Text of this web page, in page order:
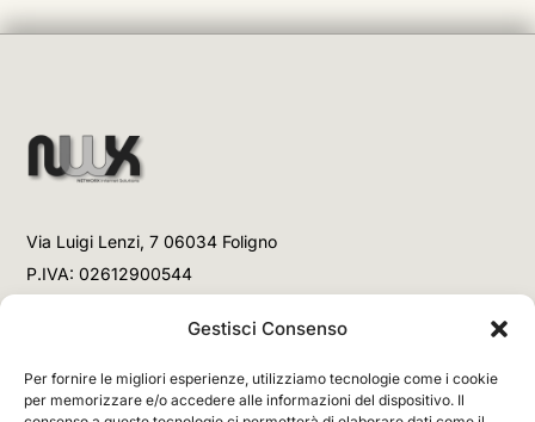
Gestisci Consenso
Per fornire le migliori esperienze, utilizziamo tecnologie come i cookie
per memorizzare e/o accedere alle informazioni del dispositivo. Il
Via Luigi Lenzi, 7 06034 Foligno
P.IVA: 02612900544
+39 3477853708 (Chiamata)